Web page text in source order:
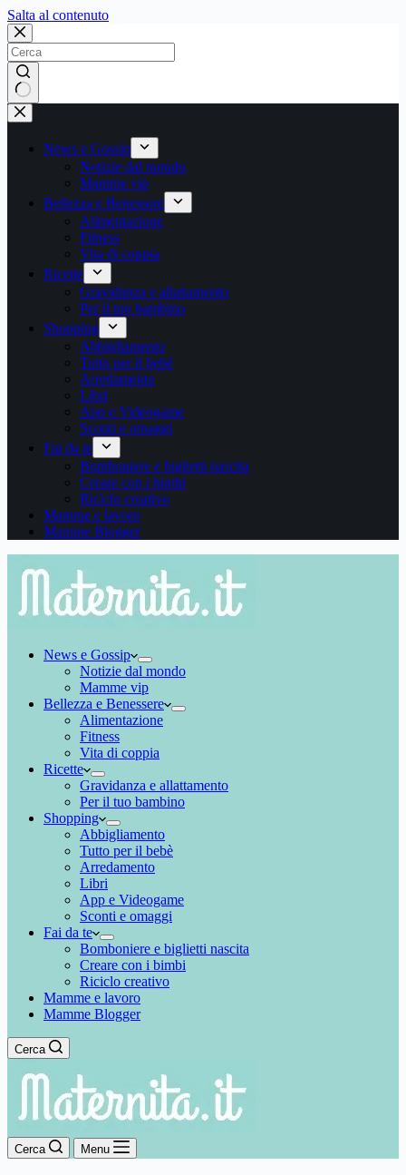
Salta al contenutoSalta
contenuto
Nessun
risultato
News e Gossip
Notizie dal mondo
Mamme vip
Bellezza e Benessere
Alimentazione
Fitness
Vita di coppia
Ricette
Gravidanza e allattamento
Per il tuo bambino
Shopping
Abbigliamento
Tutto per il bebè
Arredamento
Libri
App e Videogame
Sconti e omaggi
Fai da te
Bomboniere e biglietti nascita
Creare con i bimbi
Riciclo creativo
Mamme e lavoro
Mamme Blogger
News e Gossip
Notizie dal mondo
Mamme vip
Bellezza e Benessere
Alimentazione
Fitness
Vita di coppia
Ricette
Gravidanza e allattamento
Per il tuo bambino
Shopping
Abbigliamento
Tutto per il bebè
Arredamento
Libri
App e Videogame
Sconti e omaggi
Fai da te
Bomboniere e biglietti nascita
Creare con i bimbi
Riciclo creativo
Mamme e lavoro
Mamme Blogger
Cerca
Cerca Menu